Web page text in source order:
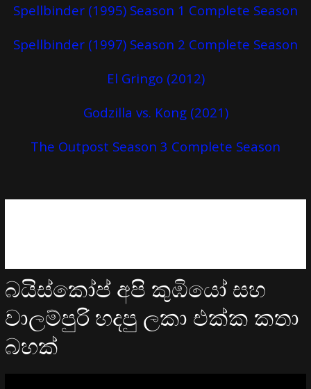
Spellbinder (1995) Season 1 Complete Season
Spellbinder (1997) Season 2 Complete Season
El Gringo (2012)
Godzilla vs. Kong (2021)
The Outpost Season 3 Complete Season
බයිස්කෝප් අපි කුඹියෝ සහ
වාලම්පුරි හදපු ලකා එක්ක කතා
බහක්